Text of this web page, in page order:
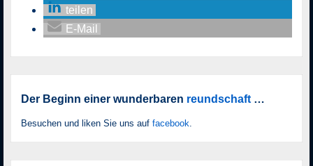
teilen
E-Mail
Der Beginn einer wunderbaren reundschaft …
Besuchen und liken Sie uns auf facebook